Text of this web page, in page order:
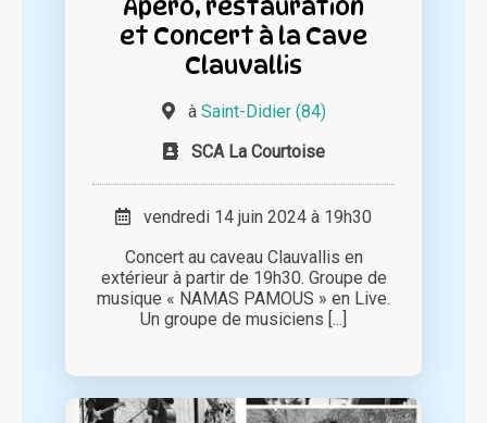
Apéro, restauration
et Concert à la Cave
Clauvallis
à Saint-Didier (84)
SCA La Courtoise
vendredi 14 juin 2024 à 19h30
Concert au caveau Clauvallis en
extérieur à partir de 19h30. Groupe de
musique « NAMAS PAMOUS » en Live.
Un groupe de musiciens [...]